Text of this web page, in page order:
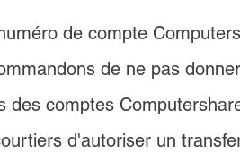
de compte
de ne pas
des comptes
d'autoriser un